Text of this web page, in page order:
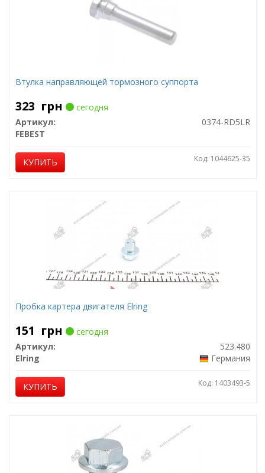
Втулка направляющей тормозного суппорта
323 грн
сегодня
Артикул:
0374-RD5LR
FEBEST
КУПИТЬ Код: 1044625-35
Пробка картера двигателя Elring
151 грн
сегодня
Артикул:
523.480
Elring
Германия
КУПИТЬ Код: 1403493-5